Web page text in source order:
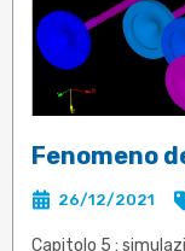
Fenomeno
26/12/2021
Capitolo 5 :